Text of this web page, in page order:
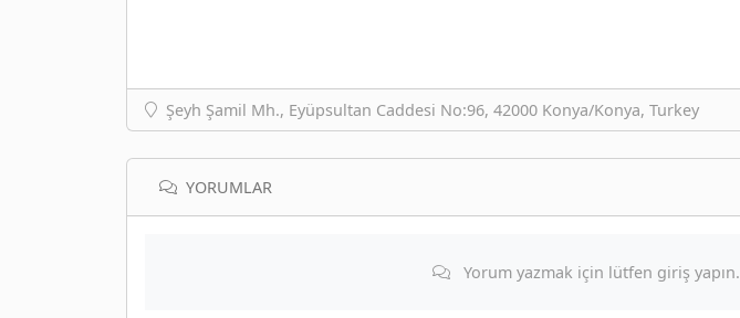
Şeyh Şamil Mh., Eyüpsultan Caddesi No:96, 42000 Konya/Konya, Turkey
YORUMLAR
Yorum yazmak için lütfen giriş yapın.